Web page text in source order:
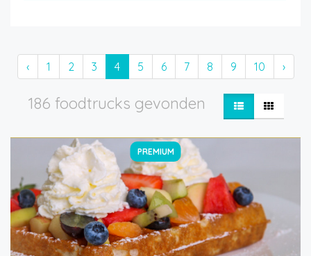
‹ 1 2 3 4 5 6 7 8 9 10 ›
186 foodtrucks gevonden
PREMIUM